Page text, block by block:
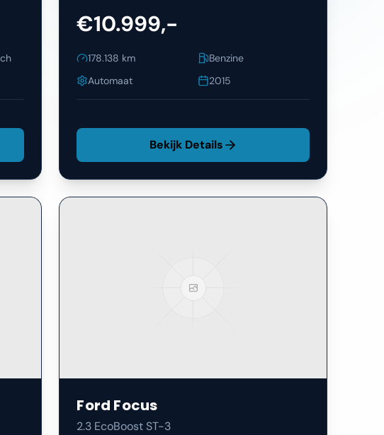
€10.999,-
178.138 km
Benzine
Automaat
2015
Bekijk Details
Ford Focus
2.3 EcoBoost ST-3